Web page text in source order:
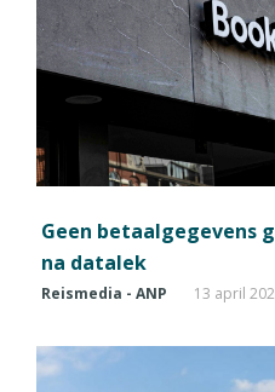
Geen betaalgegevens
na datalek
Reismedia - ANP 13 april